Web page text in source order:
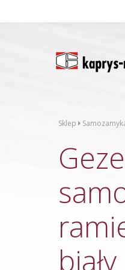
Sklep
biały